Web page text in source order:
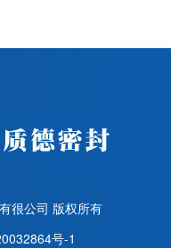
很公司 版权所有
号-1